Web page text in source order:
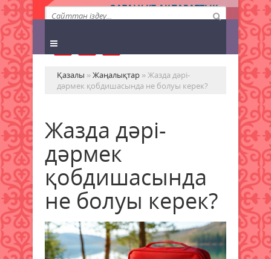
QAZALY.KZ АҚПАРАТТЫҚ
АГЕНТТІГІ
Қазалы »Жаңалықтар » Жазда дәрі-
дәрмек қобдишасында не болуы керек?
Жазда дәрі-
дәрмек
қобдишасында
не болуы керек?